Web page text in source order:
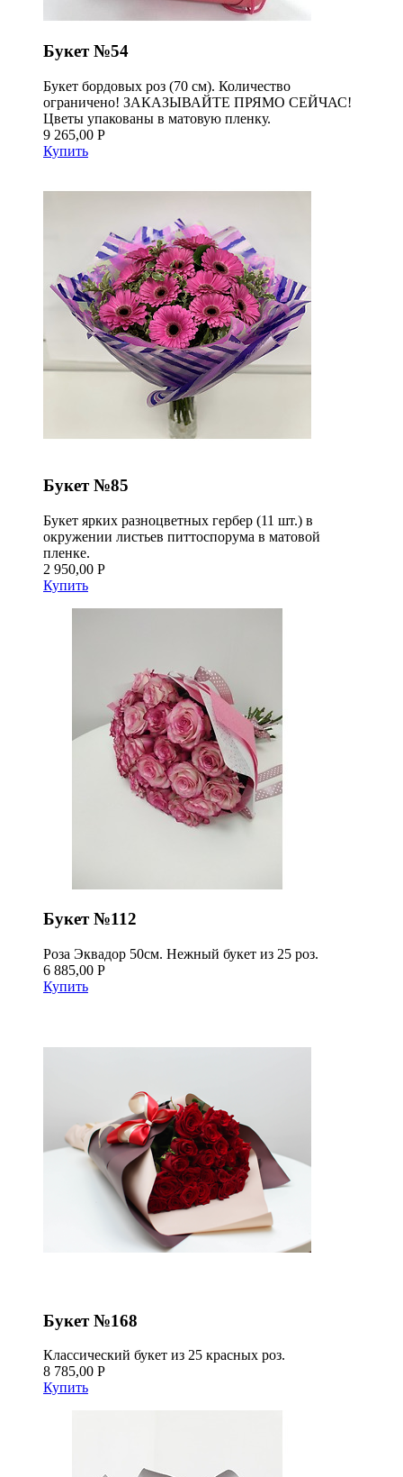
Букет №54
Букет бордовых роз (70 см). Количество
ограничено! ЗАКАЗЫВАЙТЕ ПРЯМО СЕЙЧАС!
Цветы упакованы в матовую пленку.
9 265,00 Р
Купить
Букет №85
Букет ярких разноцветных гербер (11 шт.) в
окружении листьев питтоспорума в матовой
пленке.
2 950,00 Р
Купить
Букет №112
Роза Эквадор 50см. Нежный букет из 25 роз.
6 885,00 Р
Купить
Букет №168
Классический букет из 25 красных роз.
8 785,00 Р
Купить